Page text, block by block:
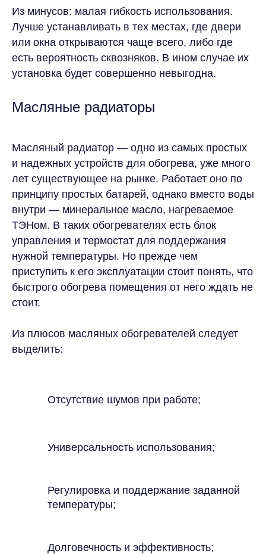
Из минусов: малая гибкость использования.
Лучше устанавливать в тех местах, где двери
или окна открываются чаще всего, либо где
есть вероятность сквозняков. В ином случае их
установка будет совершенно невыгодна.
Масляные радиаторы
Масляный радиатор — одно из самых простых
и надежных устройств для обогрева, уже много
лет существующее на рынке. Работает оно по
принципу простых батарей, однако вместо воды
внутри — минеральное масло, нагреваемое
ТЭНом. В таких обогревателях есть блок
управления и термостат для поддержания
нужной температуры. Но прежде чем
приступить к его эксплуатации стоит понять, что
быстрого обогрева помещения от него ждать не
стоит.
Из плюсов масляных обогревателей следует
выделить:
Отсутствие шумов при работе;
Универсальность использования;
Регулировка и поддержание заданной
температуры;
Долговечность и эффективность;